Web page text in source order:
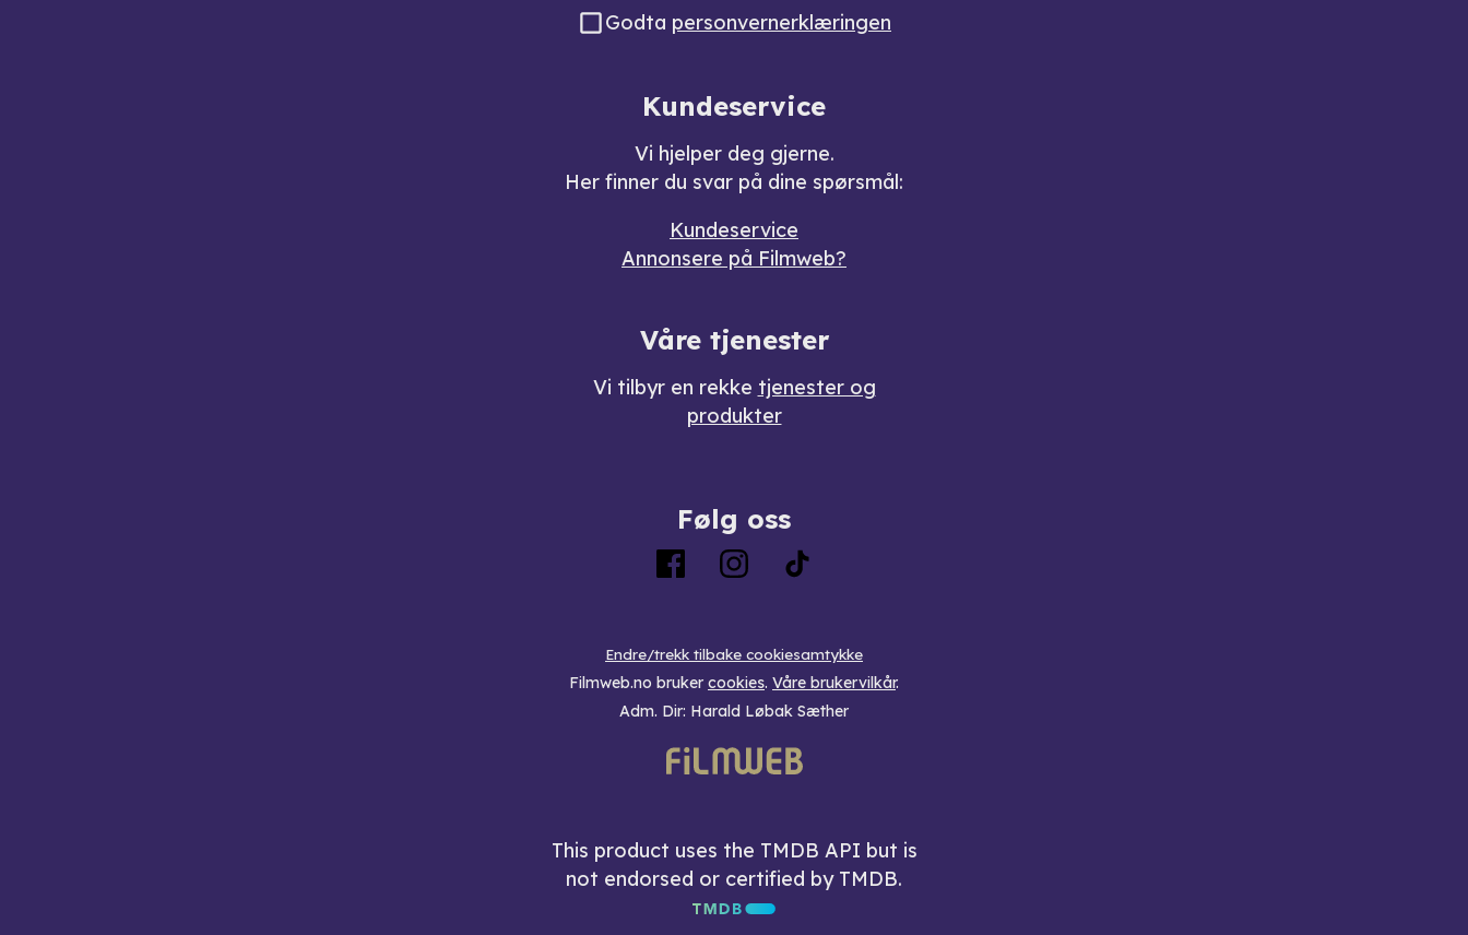
Godta personvernerklæringen
Kundeservice
Vi hjelper deg gjerne.
Her finner du svar på dine spørsmål:
Kundeservice
Annonsere på Filmweb?
Våre tjenester
Vi tilbyr en rekke tjenester og
produkter
Følg oss
Endre/trekk tilbake cookiesamtykke
Filmweb.no bruker cookies. Våre brukervilkår.
Adm. Dir: Harald Løbak Sæther
This product uses the TMDB API but is
not endorsed or certified by TMDB.